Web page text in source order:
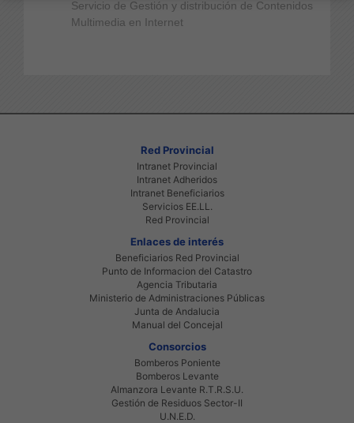
Servicio de Gestión y distribución de Contenidos
Multimedia en Internet
Red Provincial
Intranet Provincial
Intranet Adheridos
Intranet Beneficiarios
Servicios EE.LL.
Red Provincial
Enlaces de interés
Beneficiarios Red Provincial
Punto de Informacion del Catastro
Agencia Tributaria
Ministerio de Administraciones Públicas
Junta de Andalucia
Manual del Concejal
Consorcios
Bomberos Poniente
Bomberos Levante
Almanzora Levante R.T.R.S.U.
Gestión de Residuos Sector-II
U.N.E.D.